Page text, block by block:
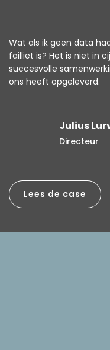
Wat als ik geen data
failliet is? Het is niet in
succesvolle
ons heeft opgeleverd.
Julius
Directeur
Lees de case